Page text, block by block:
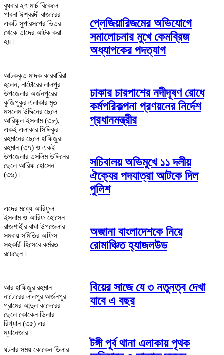
বুধবার ২৭ মার্চ বিকেলে
পাবনা ঈশ্বরদী বাজারের
একটি সুপারসপের ভিতর
থেকে তাদের আটক করা
হয়।
আটককৃত মাদক কারবারিরা
হলেন, নাটোরের লালপুর
উপজেলার অর্জনপুরের
কুজিপুকুর এলাকার মৃত
মসলেম উদ্দিনের ছেলে
আরিফুল ইসলাম (৩৮),
একই এলাকার সিদ্দিকুর
রহমানের ছেলে হাফিজুর
রহমান (৩৭) ও একই
উপজেলার তসলিম উদ্দিনের
ছেলে আরিফ হোসেন
(৩৬)।
এদের মধ্যে আরিফুল
ইসলাম ও আরিফ হোসেন
রাজশাহীর বাঘা উপজেলার
সমবায় সমিতির অফিস
সহকারী হিসেবে কর্মরত
রয়েছেন।
আর হাফিজুর রহমান
নাটোরের লালপুর অর্জনপুর
গ্রামের আব্দুল কাদেরের
ছেলে কোকেন ডিলার
রিগ্যান (৩৫) এর
ম্যানেজার।
ঘটনার সময় কোকেন ডিলার
প্লেজিয়ারিজমের অভিযোগে
সমালোচনার মুখে কেমব্রিজ
অধ্যাপকের পদত্যাগ
ঢাকার চারপাশের নদীদূষণ রোধে
কর্মপরিকল্পনা প্রণয়নের নির্দেশ
প্রধানমন্ত্রীর
সচিবালয় অভিমুখে ১১ দলীয়
ঐক্যের পদযাত্রা আটকে দিল
পুলিশ
অজানা বাংলাদেশকে নিয়ে
রোমাঞ্চিত হ্যাজলউড
বিয়ের সাজে যে ৩ নতুনত্ব দেখা
যাবে এ বছর
টঙ্গী পূর্ব থানা এলাকায় পৃথক